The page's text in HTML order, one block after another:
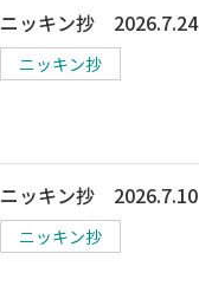
ニッキン抄 2026.7.24
ニッキン抄
ニッキン抄 2026.7.10
ニッキン抄